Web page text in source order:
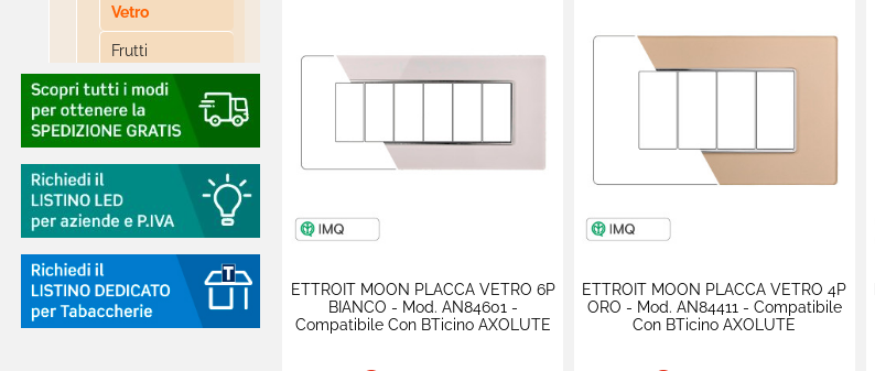
Vetro
Frutti
Accessori
Supporti
ETTROIT - Serie
Space -
Compatibile BTicino
Living

ETTROIT - Serie
Starlight -
Compatibile Vimar

ETTROIT MOON PLACCA VETRO 6P
BIANCO - Mod. AN84601 -
Compatibile Con BTicino AXOLUTE
ETTROIT MOON PLACCA VETRO 4P
ORO - Mod. AN84411 - Compatibile
Con BTicino AXOLUTE